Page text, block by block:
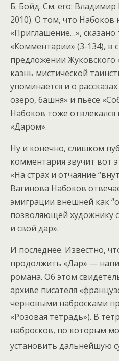
Б. Бойд. См. его: Владимир
2010). О том, что Набоков
«Приглашение…»,
«Комментарии» (3-134), в
предложении
казнь мистической
упоминается и о
озеро, башня» и пьесе
Набоков тоже
«Даром».
Ну и конечно, слишком
комментария звучит вот
«На страх и отчаяние
Вагинова Набоков
эмиграции внешней как
позволяющей художнику
и свой дар».
И последнее. Известно,
продолжить «Дар» —
романа. Об этом
архиве писателя
черновыми набросками
«Розовая тетрадь»). В
набросков, по которым
установить дальнейшую